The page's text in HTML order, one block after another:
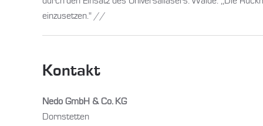
einzusetzen." //
Kontakt
Nedo GmbH & Co. KG
Dornstetten